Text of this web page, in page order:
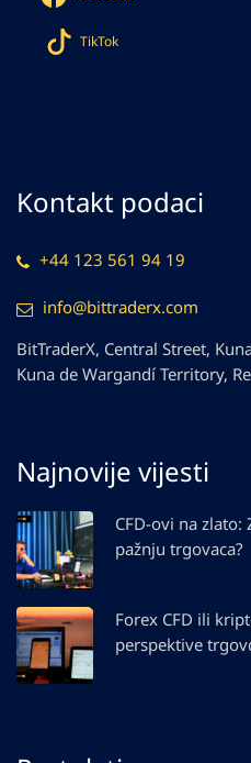
TikTok
Kontakt podaci
+44 123 561 94 19
info@bittraderx.com
BitTraderX, Central Street,
Kuna de Wargandí Territory,
Najnovije vijesti
CFD-ovi na
pažnju trgovaca?
Forex CFD ili
perspektive